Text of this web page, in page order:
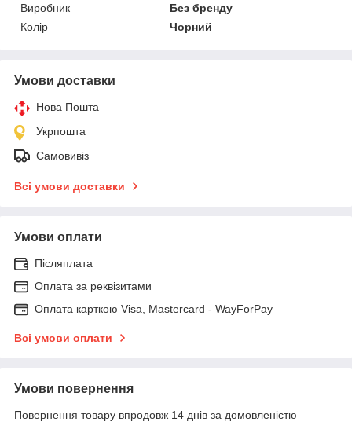
Виробник
Без бренду
Колір
Чорний
Умови доставки
Нова Пошта
Укрпошта
Самовивіз
Всі умови доставки
Умови оплати
Післяплата
Оплата за реквізитами
Оплата карткою Visa, Mastercard - WayForPay
Всі умови оплати
Умови повернення
Повернення товару впродовж 14 днів за домовленістю